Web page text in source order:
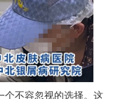
不容忽视的选择。这